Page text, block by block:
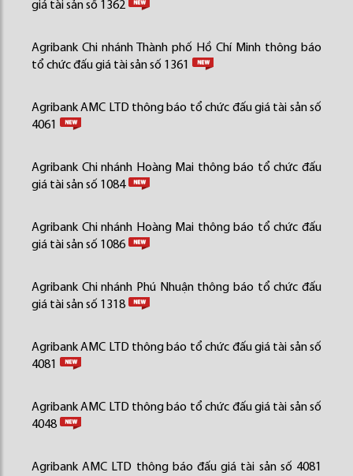
giá tài sản số 1362
Agribank Chi nhánh Thành phố Hồ Chí Minh thông báo
tổ chức đấu giá tài sản số 1361
Agribank AMC LTD thông báo tổ chức đấu giá tài sản số
4061
Agribank Chi nhánh Hoàng Mai thông báo tổ chức đấu
giá tài sản số 1084
Agribank Chi nhánh Hoàng Mai thông báo tổ chức đấu
giá tài sản số 1086
Agribank Chi nhánh Phú Nhuận thông báo tổ chức đấu
giá tài sản số 1318
Agribank AMC LTD thông báo tổ chức đấu giá tài sản số
4081
Agribank AMC LTD thông báo tổ chức đấu giá tài sản số
4048
Agribank AMC LTD thông báo đấu giá tài sản số 4081